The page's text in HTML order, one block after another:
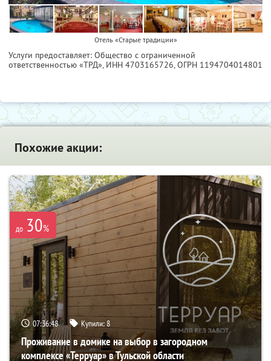
Отель «Старые традиции»
Услуги предоставляет: Общество с ограниченной
ответственностью «ТРД», ИНН 4703165726, ОГРН 1194704014801
Похожие акции:
до 30%
07:36:47 Купили:8
Проживание в домике на выбор в загородном
комплексе «Терруар» в Тульской области